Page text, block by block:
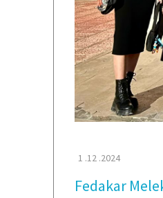
1 .12 .2024
Fedakar